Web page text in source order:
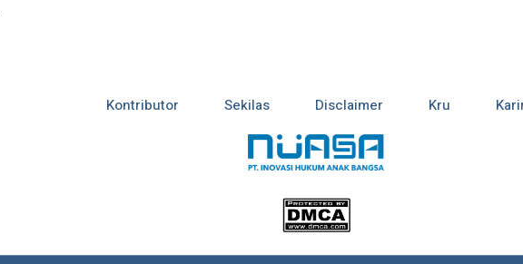
Kontributor Sekilas Disclaimer Kru